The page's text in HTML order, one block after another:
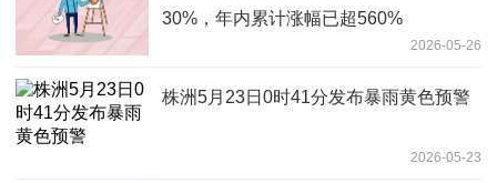
30%，年内累计涨幅已超560%
2026-05-26
株洲5月23日0时41分发布暴雨黄色预警
2026-05-23